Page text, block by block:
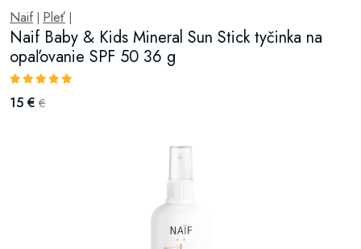
Naif Pleť
Naif Baby & Kids Mineral Sun Stick tyčinka na
opaľovanie SPF 50 36 g
15 € €